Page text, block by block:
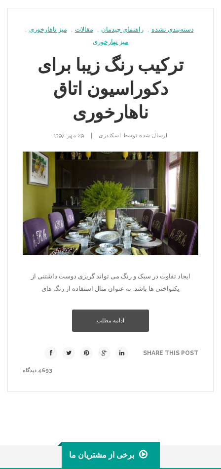
دسته‌بندی نشده راهنمای چیدمان مقالات میز ناهارخوری
میز نهارخوری
ترکیب رنگ زیبا برای
دکوراسیون اتاق
ناهارخوری
ارسال شده توسط اسکندری 29 مهر 1397
ایجاد تفاوت در سبک و رنگ می تواند گریزی دوست داشتنی از
یکنواختی ها باشد. به عنوان مثال استفاده از رنگ های
ادامه مطلب
SHARE THIS POST
4693 دیدگاه
برخی از مشتریان ما